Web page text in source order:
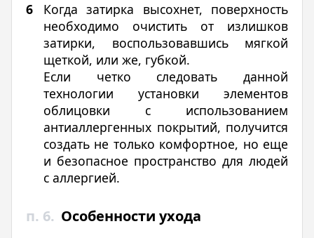
Когда затирка высохнет, поверхность
необходимо очистить от излишков
затирки, воспользовавшись мягкой
щеткой, или же, губкой.
Если четко следовать данной
технологии установки элементов
облицовки с использованием
антиаллергенных покрытий, получится
создать не только комфортное, но еще
и безопасное пространство для людей
с аллергией.
п. 6. Особенности ухода